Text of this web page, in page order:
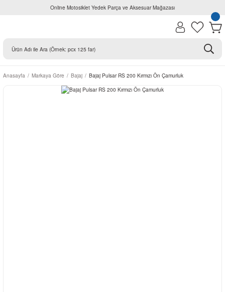
Online Motosiklet Yedek Parça ve Aksesuar Mağazası
Anasayfa Markaya Göre Bajaj Bajaj Pulsar RS 200 Kırmızı Ön Çamurluk